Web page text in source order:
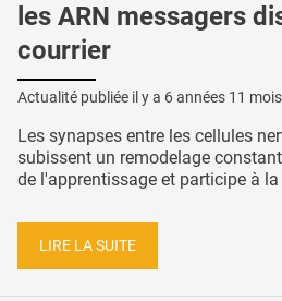
les ARN messagers
courrier
Actualité publiée il y a 6 années 11 mois
Les synapses entre les cellules
subissent un remodelage
de l'apprentissage et participe à
LIRE LA SUITE